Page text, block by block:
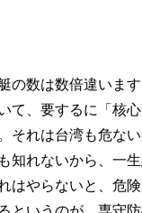
の数は数倍違いま
て、要するに「核
それは台湾も危な
知れないから、一
はやらないと、危